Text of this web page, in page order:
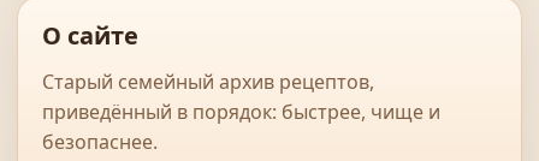
О сайте
Старый семейный архив рецептов,
приведённый в порядок: быстрее, чище и
безопаснее.